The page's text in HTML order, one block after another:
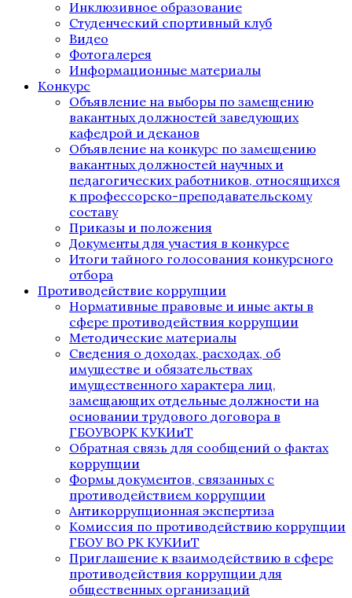
Инклюзивное образование
Студенческий спортивный клуб
Видео
Фотогалерея
Информационные материалы
Конкурс
Объявление на выборы по замещению
вакантных должностей заведующих
кафедрой и деканов
Объявление на конкурс по замещению
вакантных должностей научных и
педагогических работников, относящихся
к профессорско-преподавательскому
составу
Приказы и положения
Документы для участия в конкурсе
Итоги тайного голосования конкурсного
отбора
Противодействие коррупции
Нормативные правовые и иные акты в
сфере противодействия коррупции
Методические материалы
Сведения о доходах, расходах, об
имуществе и обязательствах
имущественного характера лиц,
замещающих отдельные должности на
основании трудового договора в
ГБОУВОРК КУКИиТ
Обратная связь для сообщений о фактах
коррупции
Формы документов, связанных с
противодействием коррупции
Антикоррупционная экспертиза
Комиссия по противодействию коррупции
ГБОУ ВО РК КУКИиТ
Приглашение к взаимодействию в сфере
противодействия коррупции для
общественных организаций